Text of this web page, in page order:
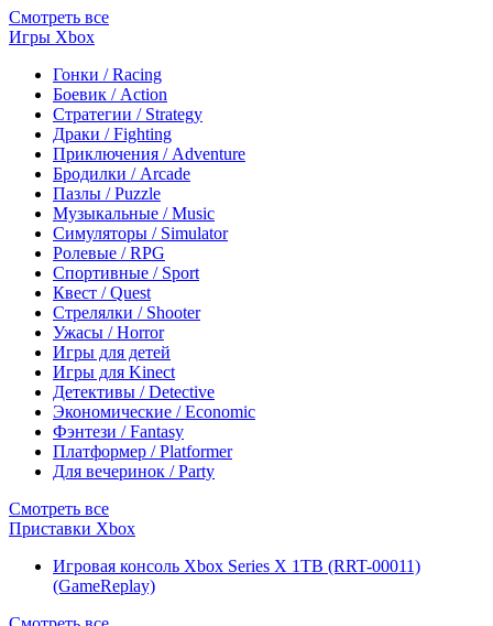
Смотреть все
Игры Xbox
Гонки / Racing
Боевик / Action
Стратегии / Strategy
Драки / Fighting
Приключения / Adventure
Бродилки / Arcade
Пазлы / Puzzle
Музыкальные / Music
Симуляторы / Simulator
Ролевые / RPG
Спортивные / Sport
Квест / Quest
Стрелялки / Shooter
Ужасы / Horror
Игры для детей
Игры для Kinect
Детективы / Detective
Экономические / Economic
Фэнтези / Fantasy
Платформер / Platformer
Для вечеринок / Party
Смотреть все
Приставки Xbox
Игровая консоль Xbox Series X 1TB (RRT-00011)
(GameReplay)